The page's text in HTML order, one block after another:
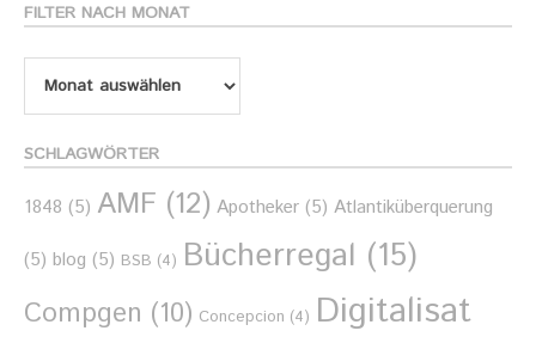
FILTER NACH MONAT
Filter
nach
Monat
SCHLAGWÖRTER
1848 (5) AMF (12) Apotheker (5) Atlantiküberquerung
(5) blog (5) BSB (4) Bücherregal (15)
Compgen (10) Concepcion (4) Digitalisat